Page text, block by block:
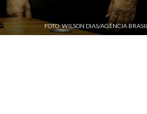
FOTO: WILSON DIAS/AGÊNCIA BRASIL